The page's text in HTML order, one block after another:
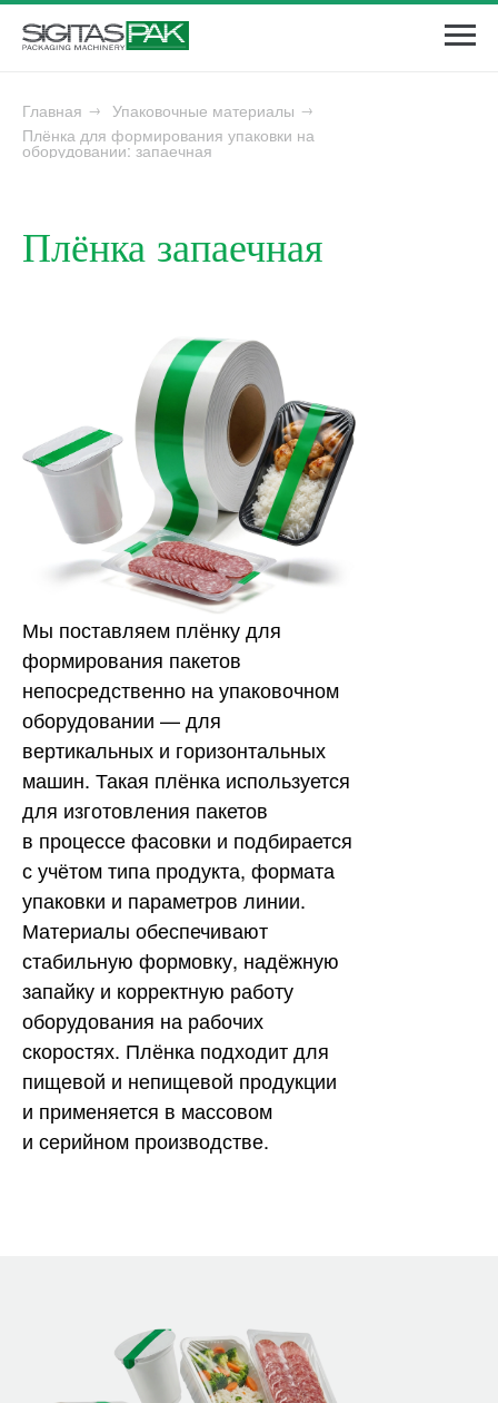
Плёнка для формирования упаковки на
оборудовании: запаечная
→
Упаковочные материалы
→
Главная
Плёнка запаечная
Мы поставляем плёнку для
формирования пакетов
непосредственно на упаковочном
оборудовании — для
вертикальных и горизонтальных
машин. Такая плёнка используется
для изготовления пакетов
в процессе фасовки и подбирается
с учётом типа продукта, формата
упаковки и параметров линии.
Материалы обеспечивают
стабильную формовку, надёжную
запайку и корректную работу
оборудования на рабочих
скоростях. Плёнка подходит для
пищевой и непищевой продукции
и применяется в массовом
и серийном производстве.